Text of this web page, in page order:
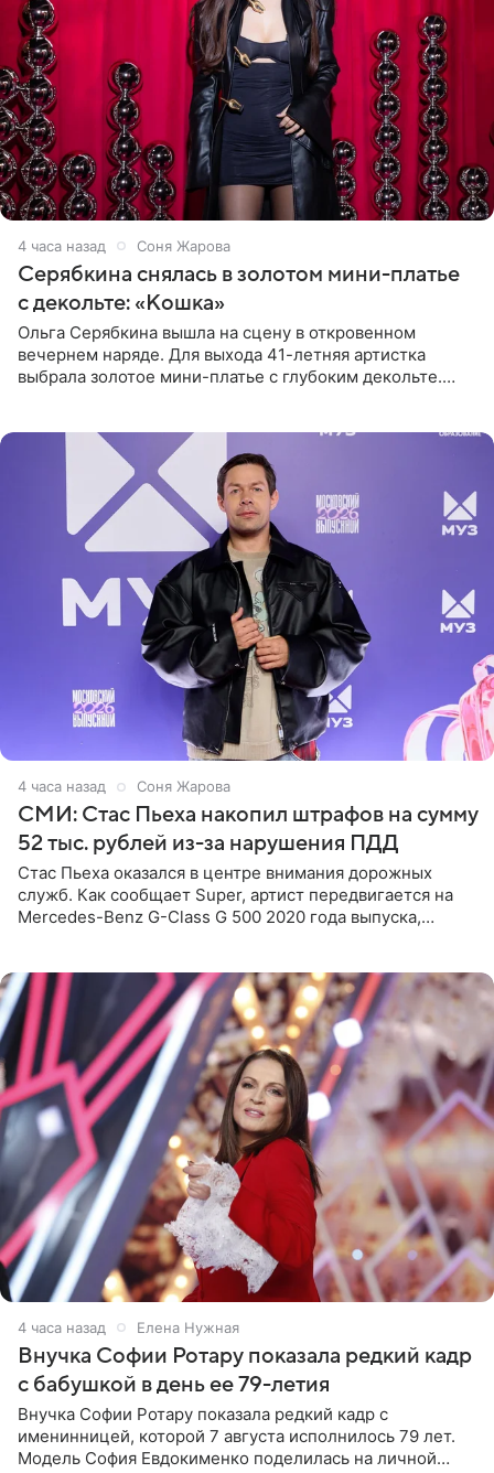
4 часа назад Соня Жарова
Серябкина снялась в золотом мини-платье
с декольте: «Кошка»
Ольга Серябкина вышла на сцену в откровенном
вечернем наряде. Для выхода 41-летняя артистка
выбрала золотое мини-платье с глубоким декольте.
4 часа назад Соня Жарова
СМИ: Стас Пьеха накопил штрафов на сумму
52 тыс. рублей из-за нарушения ПДД
Стас Пьеха оказался в центре внимания дорожных
служб. Как сообщает Super, артист передвигается на
Mercedes-Benz G-Class G 500 2020 года выпуска,
4 часа назад Елена Нужная
Внучка Софии Ротару показала редкий кадр
с бабушкой в день ее 79-летия
Внучка Софии Ротару показала редкий кадр с
именинницей, которой 7 августа исполнилось 79 лет.
Модель София Евдокименко поделилась на личной